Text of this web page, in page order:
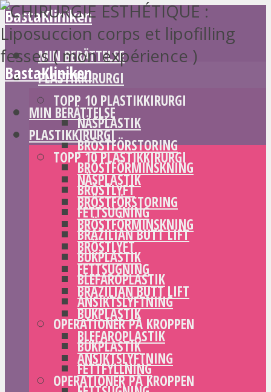
BastaKliniken
MIN BERÄTTELSE
PLASTIKKIRURGI
TOPP 10 PLASTIKKIRURGI
NÄSPLASTIK
BRÖSTFÖRSTORING
BRÖSTFÖRMINSKNING
BRÖSTLYFT
FETTSUGNING
BRAZILIAN BUTT LIFT
BUKPLASTIK
BLEFAROPLASTIK
ANSIKTSLYFTNING
OPERATIONER PÅ KROPPEN
BUKPLASTIK
FETTFYLLNING
BastaKliniken
MIN BERÄTTELSE
PLASTIKKIRURGI
TOPP 10 PLASTIKKIRURGI
NÄSPLASTIK
BRÖSTFÖRSTORING
BRÖSTFÖRMINSKNING
BRÖSTLYFT
FETTSUGNING
BRAZILIAN BUTT LIFT
BUKPLASTIK
BLEFAROPLASTIK
ANSIKTSLYFTNING
OPERATIONER PÅ KROPPEN